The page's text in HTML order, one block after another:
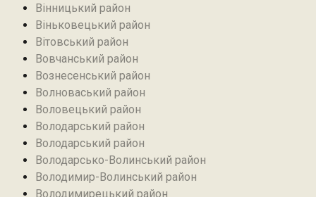
Вінницький район
Віньковецький район
Вітовський район
Вовчанський район
Вознесенський район
Волноваський район
Воловецький район
Володарський район
Володарський район
Володарсько-Волинський район
Володимир-Волинський район
Володимирецький район‎